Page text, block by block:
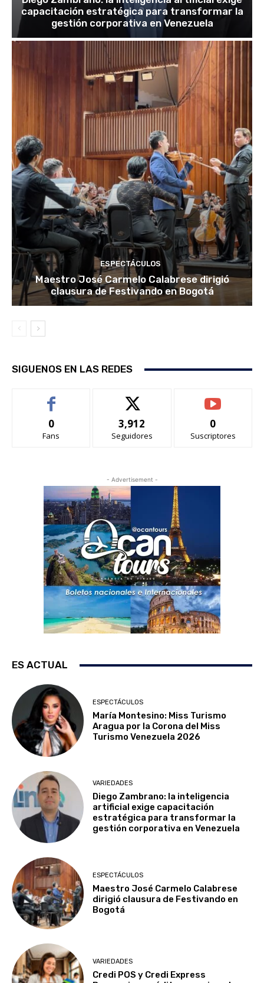
capacitación estratégica para transformar la
gestión corporativa en Venezuela
ESPECTÁCULOS
Maestro José Carmelo Calabrese dirigió
clausura de Festivando en Bogotá
SIGUENOS EN LAS REDES
0
Fans
3,912
Seguidores
0
Suscriptores
- Advertisement -
ES ACTUAL
ESPECTÁCULOS
María Montesino: Miss Turismo
Aragua por la Corona del Miss
Turismo Venezuela 2026
VARIEDADES
Diego Zambrano: la inteligencia
artificial exige capacitación
estratégica para transformar la
gestión corporativa en Venezuela
ESPECTÁCULOS
Maestro José Carmelo Calabrese
dirigió clausura de Festivando en
Bogotá
VARIEDADES
Credi POS y Credi Express